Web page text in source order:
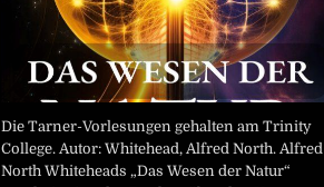
Die Tarner-Vorlesungen gehalten am Trinity
College. Autor: Whitehead, Alfred North. Alfred
North Whiteheads „Das Wesen der Natur“